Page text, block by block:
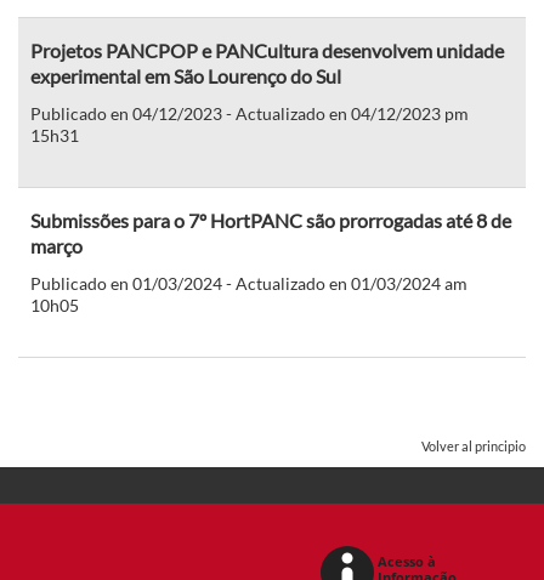
Projetos PANCPOP e PANCultura desenvolvem unidade
experimental em São Lourenço do Sul
Publicado en 04/12/2023 - Actualizado en 04/12/2023 pm
15h31
Submissões para o 7º HortPANC são prorrogadas até 8 de
março
Publicado en 01/03/2024 - Actualizado en 01/03/2024 am
10h05
Volver al principio